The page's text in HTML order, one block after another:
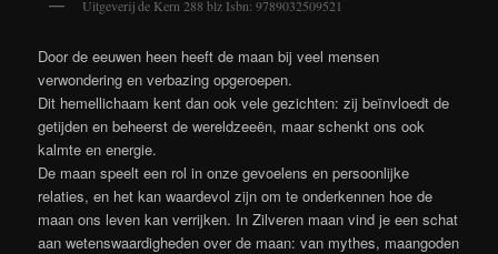
Uitgeverij de Kern 288 blz Isbn: 9789032509521
Door de eeuwen heen heeft de maan bij veel mensen
verwondering en verbazing opgeroepen.
Dit hemellichaam kent dan ook vele gezichten: zij beïnvloedt de
getijden en beheerst de wereldzeeën, maar schenkt ons ook
kalmte en energie.
De maan speelt een rol in onze gevoelens en persoonlijke
relaties, en het kan waardevol zijn om te onderkennen hoe de
maan ons leven kan verrijken. In Zilveren maan vind je een schat
aan wetenswaardigheden over de maan: van mythes, maangoden